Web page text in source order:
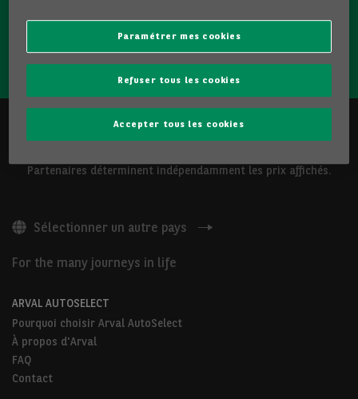
Les véhicules présentés ci-dessus sont proposés par Arval
Partenaires déterminent indépendamment les prix affichés.
Sélectionner un autre pays
For the many journeys in life
ARVAL AUTOSELECT
Pourquoi choisir Arval AutoSelect
À propos d'Arval
FAQ
Contact
Paramétrer mes cookies
Refuser tous les cookies
Accepter tous les cookies